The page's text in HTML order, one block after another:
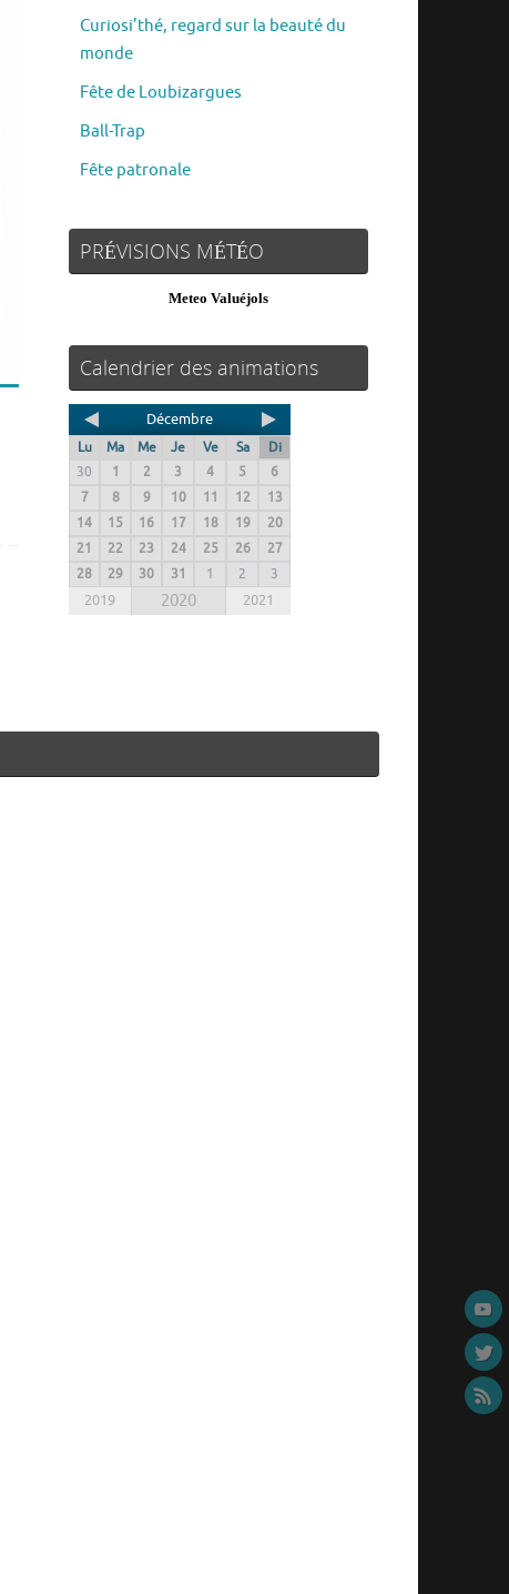
Curiosi’thé, regard sur la beauté du
monde
Fête de Loubizargues
Ball-Trap
Fête patronale
PRÉVISIONS MÉTÉO
Meteo Valuéjols
Calendrier des animations
Décembre
Lu Ma Me Je Ve Sa
Di
30
1 2 3 4 5
6
7
8 9 10 11 12
13
14
15 16 17 18 19
20
21
22 23 24 25 26
27
28
29 30 31 1 2 3
2019 2020 2021